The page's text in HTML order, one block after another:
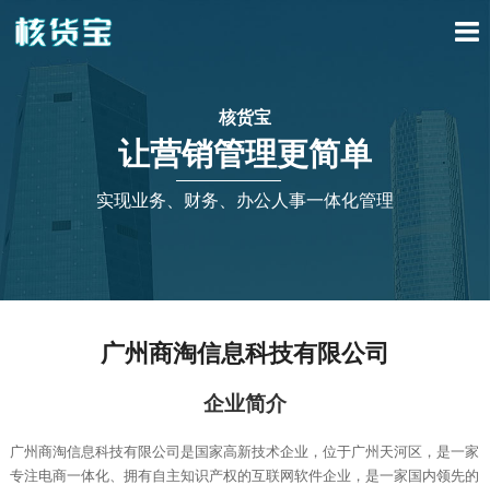
核货宝
让营销管理更简单
实现业务、财务、办公人事一体化管理
广州商淘信息科技有限公司
企业简介
广州商淘信息科技有限公司是国家高新技术企业，位于广州天河区，是一家
专注电商一体化、拥有自主知识产权的互联网软件企业，是一家国内领先的